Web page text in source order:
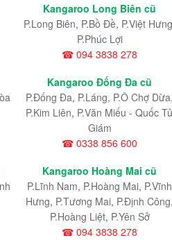
Kangaroo Long Biên cũ
P.Long Biên, P.Bồ Đề, P.Việt
P.Phúc Lợi
☎ 094 3838 278
Kangaroo Đống Đa cũ
P.Đống Đa, P.Láng, P.Ô Chợ
P.Kim Liên, P.Văn Miếu - Quốc
Giám
☎ 0338 856 600
Kangaroo Hoàng Mai cũ
P.Lĩnh Nam, P.Hoàng Mai, P.Vĩnh
Hưng, P.Tương Mai, P.Định
P.Hoàng Liệt, P.Yên Sở
☎ 094 3838 278